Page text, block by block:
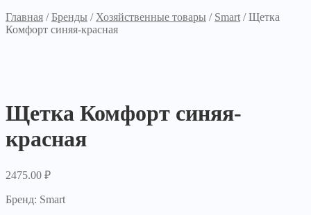
Главная /Бренды / Хозяйственные товары / Smart /Щетка
Комфорт синяя-красная
Щетка Комфорт синяя-
красная
2475.00 ₽
Бренд: Smart